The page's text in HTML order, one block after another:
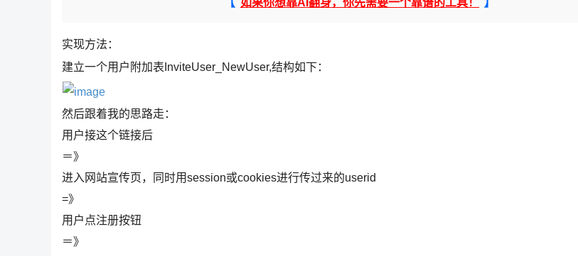
如果你想靠AI翻身，你先需要一个靠谱的工具！
实现方法：
建立一个用户附加表InviteUser_NewUser,结构如下：
然后跟着我的思路走：
用户接这个链接后
＝》
进入网站宣传页，同时用session或cookies进行传过来的userid
=》
用户点注册按钮
＝》